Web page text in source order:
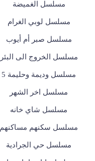
مسلسل الغميضة
مسلسل لوبي الغرام
مسلسل صبر أم أيوب
مسلسل الخروج الى البئر
مسلسل وديمة وحليمة 5
مسلسل اخر الشهر
مسلسل شاي خانه
مسلسل سكنهم مساكنهم
مسلسل حي الجرادية